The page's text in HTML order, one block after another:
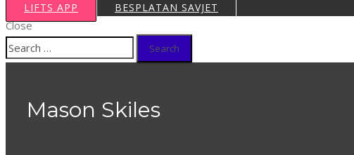
LIFTS APP BESPLATAN SAVJET
Close
Search
for:
Mason Skiles